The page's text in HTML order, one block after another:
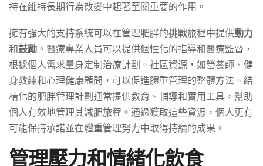
持在維持長期行為改變中起著至關重要的作用。
擁有強大的支持系統可以在管理肥胖的挑戰旅程中提供動力
和鼓勵 。醫療專業人員可以提供個性化的指導和醫療監督，
根據個人需求量身定制治療計劃。社區資源，如營養師、健
身教練和心理健康顧問，可以促進體重管理的整體方法。結
構化的肥胖管理計劃通常提供教育、輔導和實用工具，幫助
個人有效地管理其減肥旅程。通過獲取這些資源，個人更有
可能保持承諾並在體重管理努力中取得持續的成果。
管理壓力和情緒化飲食